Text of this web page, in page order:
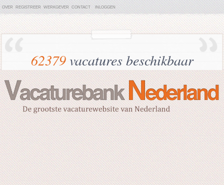
OVER REGISTREER WERKGEVER CONTACT INLOGGEN
62379vacatures beschikbaar